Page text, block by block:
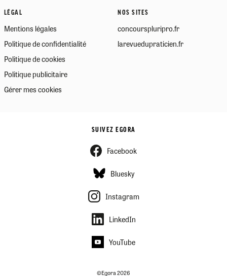
LÉGAL
Mentions légales
Politique de confidentialité
Politique de cookies
Politique publicitaire
Gérer mes cookies
NOS SITES
concourspluripro.fr
larevuedupraticien.fr
SUIVEZ EGORA
Facebook
Bluesky
Instagram
LinkedIn
YouTube
©Egora 2026